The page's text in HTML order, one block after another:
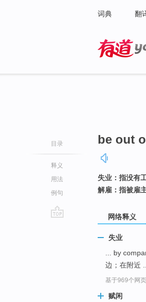
词典 翻
目录
释义
用法
例句
be out
失业：指没有
解雇：指被雇
网络释义
失业
... by
边；在附近 ...
基于969个网页
赋闲